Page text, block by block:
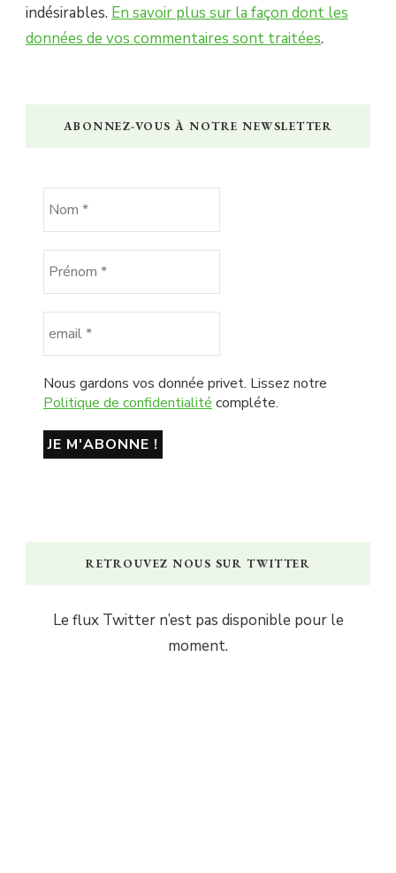
indésirables. En savoir plus sur la façon dont les
données de vos commentaires sont traitées.
ABONNEZ-VOUS À NOTRE NEWSLETTER
Nous gardons vos donnée privet. Lissez notre
Politique de confidentialité compléte.
RETROUVEZ NOUS SUR TWITTER
Le flux Twitter n’est pas disponible pour le
moment.